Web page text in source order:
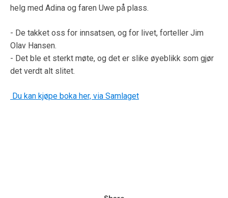
helg med Adina og faren Uwe på plass.
- De takket oss for innsatsen, og for livet, forteller Jim
Olav Hansen.
- Det ble et sterkt møte, og det er slike øyeblikk som gjør
det verdt alt slitet.
Du kan kjøpe boka her, via Samlaget